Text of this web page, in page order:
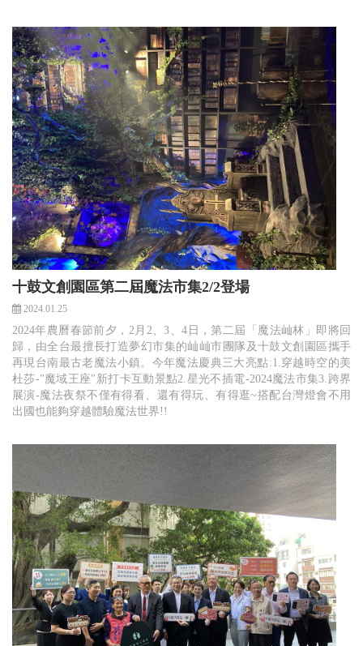
十鼓文創園區第二屆魔法市集2/2登場
2024.01.25
2024年農曆春節前夕，2月2、3、4日，第二屆「魔法屾林」即將回
歸，由全台最擅長打造夢幻市集的屾屾市團隊及十鼓文創園區攜手
再現台南最古老魔法小鎮。今年魔法慶典三大亮點:1.穿越時空的美
杜莎-"魔域王座"新打卡互動景點2.星光不插電-2024魔法市集3.跨界
展演-魔法夜祭不僅有得看、還有得玩、有得逛~搭配台灣燈會不用
出國也能夠穿越體驗魔法世界!!